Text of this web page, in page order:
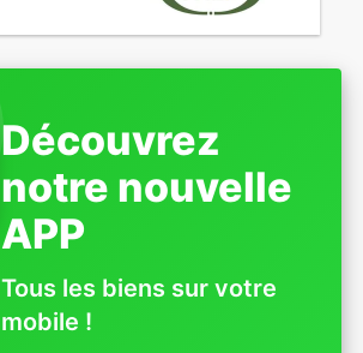
Découvrez
notre nouvelle
APP
Tous les biens sur votre
mobile !